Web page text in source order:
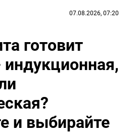
07.08.2026, 07:20
готовит
и выбирайте